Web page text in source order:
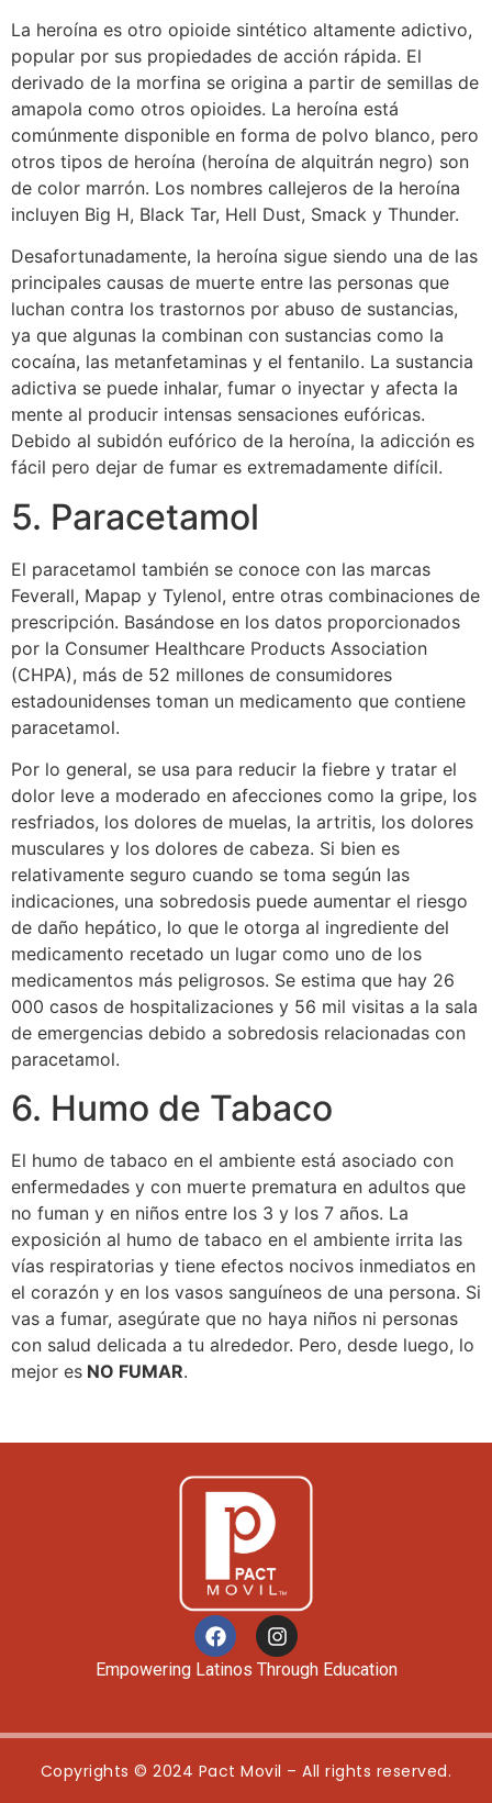
La heroína es otro opioide sintético altamente adictivo,
popular por sus propiedades de acción rápida. El
derivado de la morfina se origina a partir de semillas de
amapola como otros opioides. La heroína está
comúnmente disponible en forma de polvo blanco, pero
otros tipos de heroína (heroína de alquitrán negro) son
de color marrón. Los nombres callejeros de la heroína
incluyen Big H, Black Tar, Hell Dust, Smack y Thunder.
Desafortunadamente, la heroína sigue siendo una de las
principales causas de muerte entre las personas que
luchan contra los trastornos por abuso de sustancias,
ya que algunas la combinan con sustancias como la
cocaína, las metanfetaminas y el fentanilo. La sustancia
adictiva se puede inhalar, fumar o inyectar y afecta la
mente al producir intensas sensaciones eufóricas.
Debido al subidón eufórico de la heroína, la adicción es
fácil pero dejar de fumar es extremadamente difícil.
5. Paracetamol
El paracetamol también se conoce con las marcas
Feverall, Mapap y Tylenol, entre otras combinaciones de
prescripción. Basándose en los datos proporcionados
por la Consumer Healthcare Products Association
(CHPA), más de 52 millones de consumidores
estadounidenses toman un medicamento que contiene
paracetamol.
Por lo general, se usa para reducir la fiebre y tratar el
dolor leve a moderado en afecciones como la gripe, los
resfriados, los dolores de muelas, la artritis, los dolores
musculares y los dolores de cabeza. Si bien es
relativamente seguro cuando se toma según las
indicaciones, una sobredosis puede aumentar el riesgo
de daño hepático, lo que le otorga al ingrediente del
medicamento recetado un lugar como uno de los
medicamentos más peligrosos. Se estima que hay 26
000 casos de hospitalizaciones y 56 mil visitas a la sala
de emergencias debido a sobredosis relacionadas con
paracetamol.
6. Humo de Tabaco
El humo de tabaco en el ambiente está asociado con
enfermedades y con muerte prematura en adultos que
no fuman y en niños entre los 3 y los 7 años. La
exposición al humo de tabaco en el ambiente irrita las
vías respiratorias y tiene efectos nocivos inmediatos en
el corazón y en los vasos sanguíneos de una persona. Si
vas a fumar, asegúrate que no haya niños ni personas
con salud delicada a tu alrededor. Pero, desde luego, lo
mejor es NO FUMAR.
Empowering Latinos Through Education
Copyrights © 2024 Pact Movil – All rights reserved.